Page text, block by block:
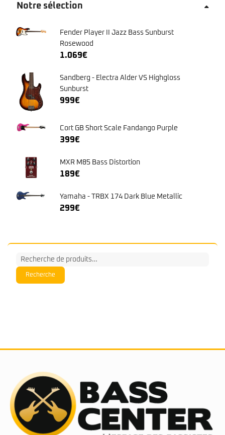
Notre sélection
Fender Player II Jazz Bass Sunburst
Rosewood
1.069€
Sandberg - Electra Alder VS Highgloss
Sunburst
999€
Cort GB Short Scale Fandango Purple
399€
MXR M85 Bass Distortion
189€
Yamaha - TRBX 174 Dark Blue Metallic
299€
Recherche
pour :
Recherche